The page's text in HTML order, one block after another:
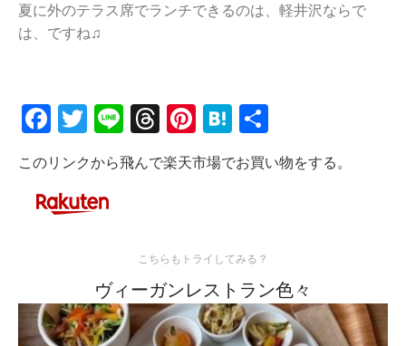
夏に外のテラス席でランチできるのは、軽井沢ならで
は、ですね♫
Facebook
Twitter
LineThreads
Pinterest
Hatena
有
このリンクから飛んで楽天市場でお買い物をする。
こちらもトライしてみる？
ヴィーガンレストラン色々